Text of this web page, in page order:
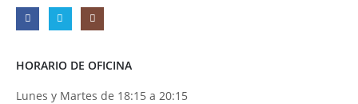
HORARIO DE OFICINA
Lunes y Martes de 18:15 a 20:15